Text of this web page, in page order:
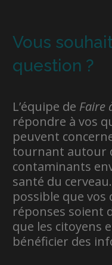
Vous
question ?
L’équipe de Faire
répondre à vos
peuvent
tournant autour
contaminants
santé du
possible que
réponses soient
que les citoyens
bénéficier des